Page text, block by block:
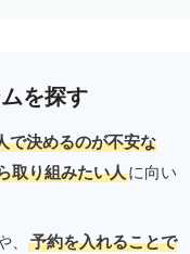
を探す
で決めるのが不安な
取り組みたい人に向い
、
予約を入れることで